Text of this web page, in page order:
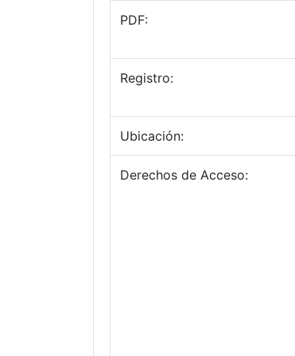
PDF:
Registro:
Ubicación:
Derechos de Acceso: